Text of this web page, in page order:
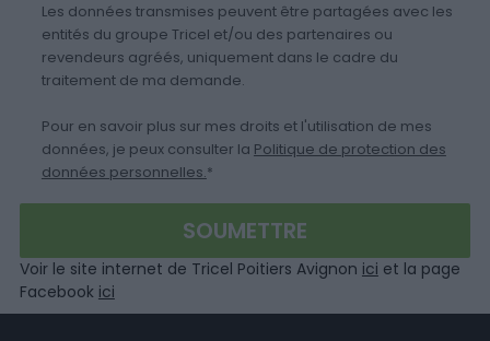
Les données transmises peuvent être partagées avec les
entités du groupe Tricel et/ou des partenaires ou
revendeurs agréés, uniquement dans le cadre du
traitement de ma demande.
Pour en savoir plus sur mes droits et l'utilisation de mes
données, je peux consulter la Politique de protection des
données personnelles.*
Voir le site internet de Tricel Poitiers Avignon ici et la page
Facebook ici